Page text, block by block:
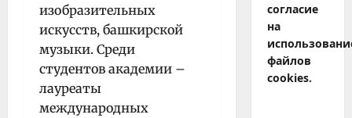
изобразительных
искусств, башкирской
музыки. Среди
студентов академии –
лауреаты
международных
согласие
на
файлов
cookies.